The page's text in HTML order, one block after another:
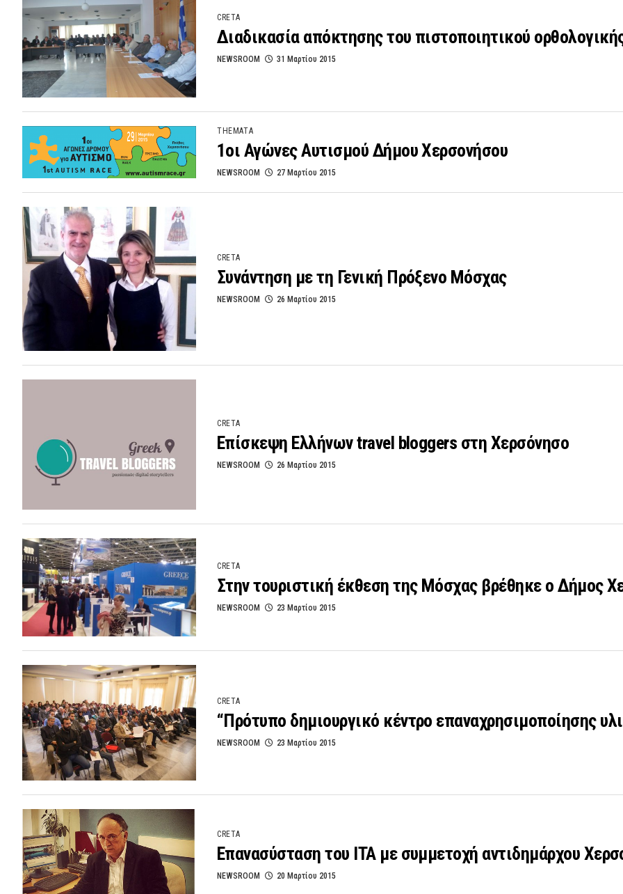
CRETA
Διαδικασία απόκτησης του πιστοποιητικού
NEWSROOM 31 Μαρτίου 2015
THEMATA
1οι Αγώνες Αυτισμού Δήμου Χερσονήσου
NEWSROOM 27 Μαρτίου 2015
CRETA
Συνάντηση με τη Γενική Πρόξενο Μόσχας
NEWSROOM 26 Μαρτίου 2015
CRETA
Επίσκεψη Ελλήνων travel bloggers στη Χερσόνησο
NEWSROOM 26 Μαρτίου 2015
CRETA
Στην τουριστική έκθεση της Μόσχας βρέθηκε ο Δήμος
NEWSROOM 23 Μαρτίου 2015
CRETA
“Πρότυπο δημιουργικό κέντρο επαναχρησιμοποίησης
NEWSROOM 23 Μαρτίου 2015
CRETA
Επανασύσταση του ΙΤΑ με συμμετοχή αντιδημάρχου
NEWSROOM 20 Μαρτίου 2015